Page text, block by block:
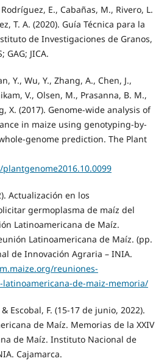
E., Cabañas, M., Rivero, L.
T. A. (2020). Guía Técnica para la
de Investigaciones de Granos,
GAG; JICA.
Y., Wu, Y., Zhang, A., Chen, J.,
V., Olsen, M., Prasanna, B. M.,
X. (2017). Genome-wide analysis of
in maize using genotyping-by-
genome prediction. The Plant
Actualización en los
germoplasma de maíz del
Latinoamericana de Maíz.
Latinoamericana de Maíz. (pp.
de Innovación Agraria – INIA.
reuniones-
de-maiz-memoria/
Escobal, F. (15-17 de junio, 2022).
de Maíz. Memorias de la XXIV
de Maíz. Instituto Nacional de
Cajamarca.